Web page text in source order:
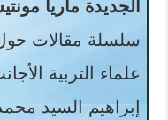
الجديدة ماريا
سلسلة مقالات
علماء التربية
إبراهيم السيد